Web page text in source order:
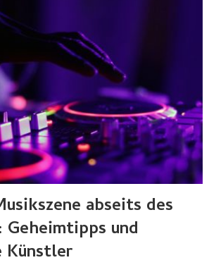
abseits des
Geheimtipps und
Künstler